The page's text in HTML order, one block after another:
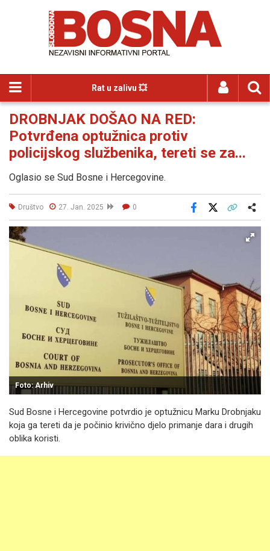
Rat u zalivu 💥
DROBNJAK DOŠAO NA RED:
Potvrđena optužnica protiv
policijskog službenika, tereti se za...
Oglasio se Sud Bosne i Hercegovine.
Društvo 27. Jan. 2025 0
Facebook
Foto: Arhiv
Sud Bosne i Hercegovine potvrdio je optužnicu Marku Drobnjaku
koja ga tereti da je počinio krivično djelo primanje dara i drugih
oblika koristi.